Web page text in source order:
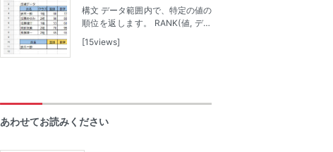
構文 データ範囲内で、特定の値の
順位を返します。 RANK(値, デー
です。 データ：データが入力され
15views
あわせてお読みください